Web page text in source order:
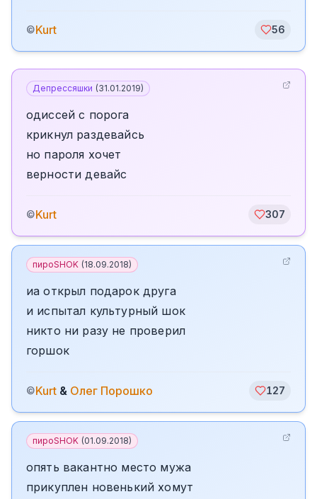
©Kurt 56
Депрессяшки (31.01.2019)
одиссей с порога
крикнул раздевайсь
но пароля хочет
верности девайс
©Kurt 307
пироSHOK (18.09.2018)
иа открыл подарок друга
и испытал культурный шок
никто ни разу не проверил
горшок
©Kurt & Олег Порошко 127
пироSHOK (01.09.2018)
опять вакантно место мужа
прикуплен новенький хомут